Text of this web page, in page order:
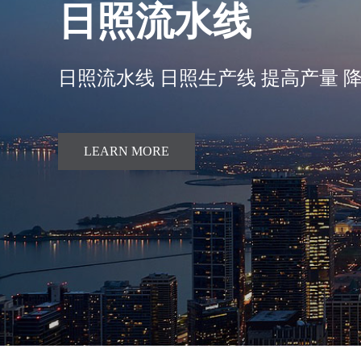
日照流水线
日照流水线 日照生产线 提高产量
LEARN MORE